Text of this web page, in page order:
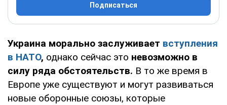
Подписаться
Украина морально заслуживает вступления
в НАТО, однако сейчас это невозможно в
силу ряда обстоятельств. В то же время в
Европе уже существуют и могут развиваться
новые оборонные союзы, которые